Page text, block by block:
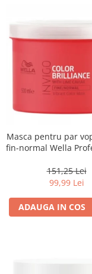
Masca pentru par
fin-normal Wella
151,25 Lei
99,99 Lei
ADAUGA IN COS